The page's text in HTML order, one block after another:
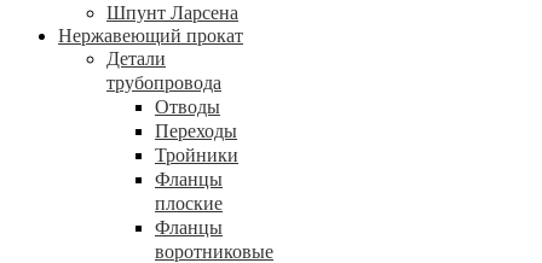
Шпунт Ларсена
Нержавеющий прокат
Детали
трубопровода
Отводы
Переходы
Тройники
Фланцы
плоские
Фланцы
воротниковые